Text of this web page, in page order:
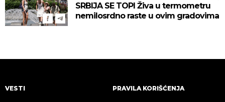
SRBIJA SE TOPI Živa u termometru
nemilosrdno raste u ovim gradovima
VESTI PRAVILA KORIŠĆENJA